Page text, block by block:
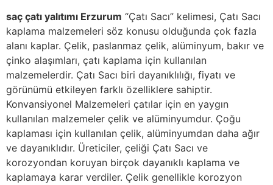
saç çatı yalıtımı Erzurum “Çatı Sacı” kelimesi, Çatı Sacı
kaplama malzemeleri söz konusu olduğunda çok fazla
alanı kaplar. Çelik, paslanmaz çelik, alüminyum, bakır ve
çinko alaşımları, çatı kaplama için kullanılan
malzemelerdir. Çatı Sacı biri dayanıklılığı, fiyatı ve
görünümü etkileyen farklı özelliklere sahiptir.
Konvansiyonel Malzemeleri çatılar için en yaygın
kullanılan malzemeler çelik ve alüminyumdur. Çoğu
kaplaması için kullanılan çelik, alüminyumdan daha ağır
ve dayanıklıdır. Üreticiler, çeliği Çatı Sacı ve
korozyondan koruyan birçok dayanıklı kaplama ve
kaplamaya karar verdiler. Çelik genellikle korozyon